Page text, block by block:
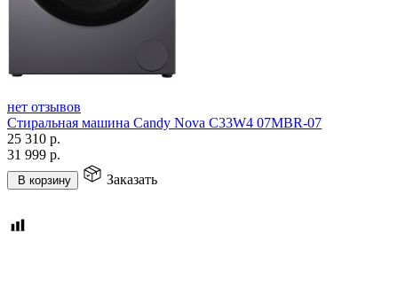
нет отзывов
Стиральная машина Candy Nova C33W4 07MBR-07
25 310 р.
31 999 р.
В корзину Заказать